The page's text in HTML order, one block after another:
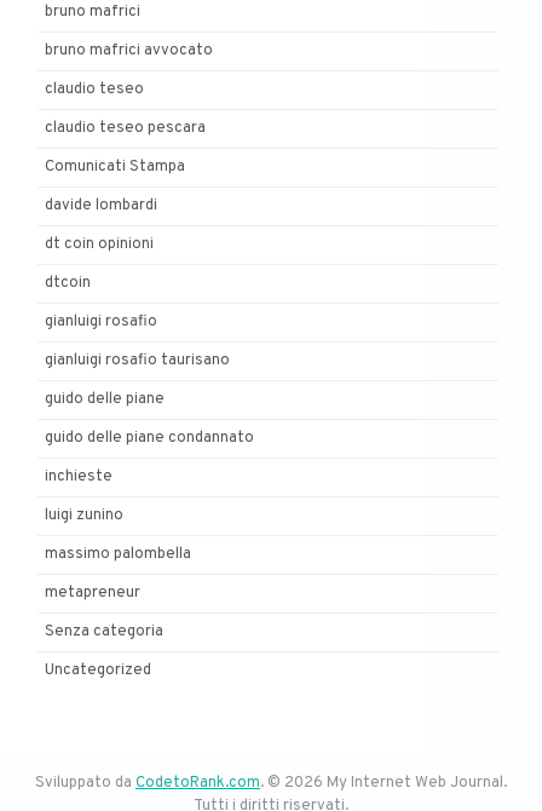
bruno mafrici
bruno mafrici avvocato
claudio teseo
claudio teseo pescara
Comunicati Stampa
davide lombardi
dt coin opinioni
dtcoin
gianluigi rosafio
gianluigi rosafio taurisano
guido delle piane
guido delle piane condannato
inchieste
luigi zunino
massimo palombella
metapreneur
Senza categoria
Uncategorized
Sviluppato da CodetoRank.com. © 2026 My Internet Web Journal.
Tutti i diritti riservati.